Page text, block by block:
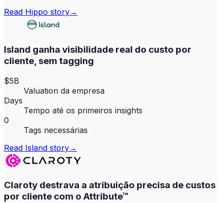
Read Hippo story→
Island ganha visibilidade real do custo por
cliente, sem tagging
$5B
Valuation da empresa
Days
Tempo até os primeiros insights
0
Tags necessárias
Read Island story→
Claroty destrava a atribuição precisa de custos
por cliente com o Attribute™